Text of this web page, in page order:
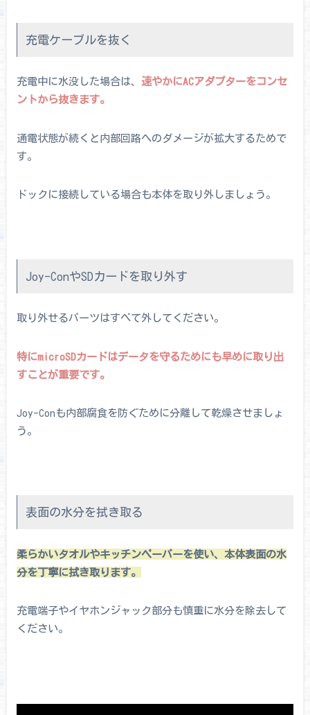
充電ケーブルを抜く
充電中に水没した場合は、 速やかにACアダプターをコンセ
ントから抜きます。
通電状態が続くと内部回路へのダメージが拡大するためで
す。
ドックに接続している場合も本体を取り外しましょう。
Joy-ConやSDカードを取り外す
取り外せるパーツはすべて外してください。
特にmicroSDカードはデータを守るためにも早めに取り出
すことが重要です。
Joy-Conも内部腐食を防ぐために分離して乾燥させましょ
う。
表面の水分を拭き取る
柔らかいタオルやキッチンペーパーを使い、本体表面の水
分を丁寧に拭き取ります。
充電端子やイヤホンジャック部分も慎重に水分を除去して
ください。